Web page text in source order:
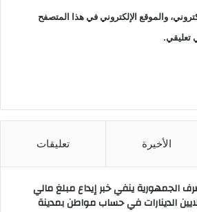
والموقع الإلكتروني في هذا المتصفح
تعليقي.
الأخيرة تعليقات
الجمهورية ينفي خبر إيداع مبلغ مالي
الدينارات في حساب مواطن بمدينة